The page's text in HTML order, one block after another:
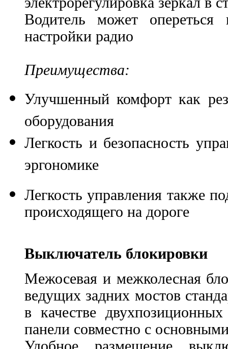
Водитель может
настройки радио
Преимущества:
Улучшенный комфорт как
оборудования
Легкость и безопасность
эргономике
Легкость управления также
происходящего на дороге
Выключатель блокировки
Межосевая и межколесная
ведущих задних мостов
в качестве
панели совместно с